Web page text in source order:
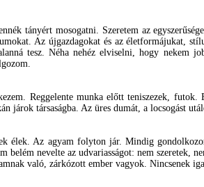
tányért mosogatni. Szeretem az
Az újgazdagokat és az életformájukat,
tesz. Néha nehéz elviselni, hogy nekem
Reggelente munka előtt teniszezek,
járok társaságba. Az üres dumát, a locsogást
élek. Az agyam folyton jár. Mindig
nevelte az udvariasságot: nem szeretek,
való, zárkózott ember vagyok. Nincsenek